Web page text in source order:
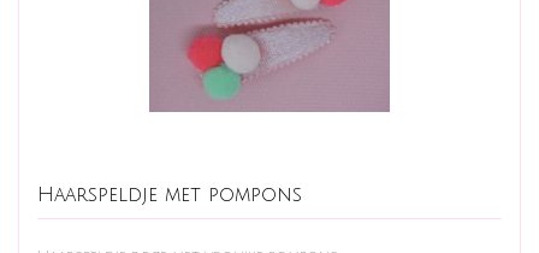
Haarspeldje met pompons